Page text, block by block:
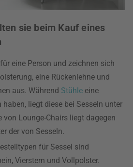
sie beim Kauf eines
eine Person und zeichnen sich
eine Rückenlehne und
aus. Während Stühle eine
liegt diese bei Sesseln unter
von Lounge-Chairs liegt dagegen
der von Sesseln.
für Sessel sind
Vierstern und Vollpolster.